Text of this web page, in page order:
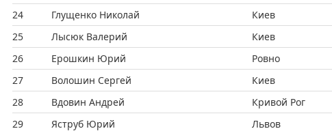
24
Глущенко Николай Киев
25
Лысюк Валерий Киев
26
Ерошкин Юрий Ровно
27
Волошин Сергей Киев
28
Вдовин Андрей Кривой Рог
29
Яструб Юрий Львов